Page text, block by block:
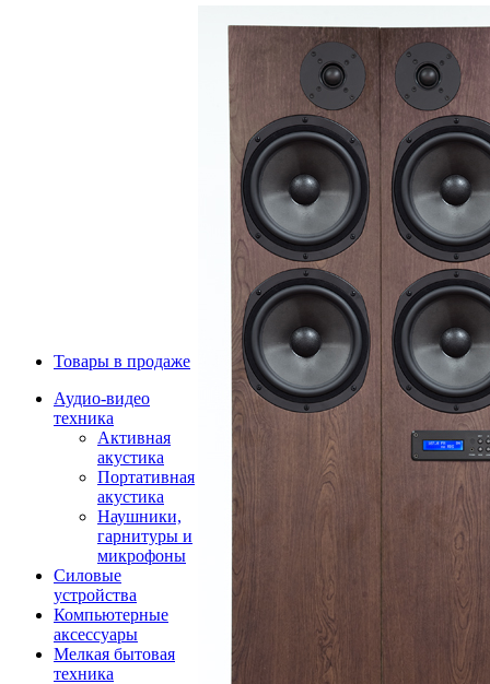
Товары в продаже
Аудио-видео
техника
Активная
акустика
Портативная
акустика
Наушники,
гарнитуры и
микрофоны
Силовые
устройства
Компьютерные
аксессуары
Мелкая бытовая
техника